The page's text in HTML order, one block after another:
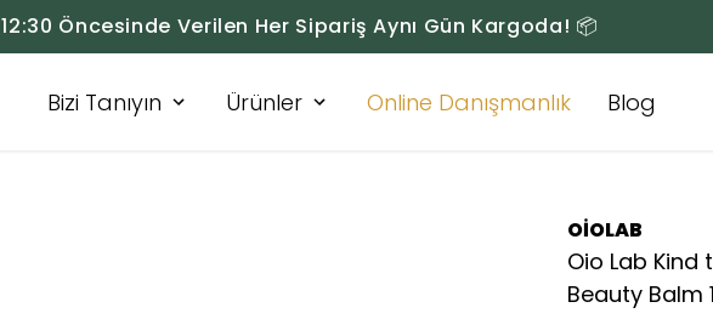
12:30 Öncesinde Verilen Her Sipariş Aynı Gün Kargoda! 📦
Bizi Tanıyın Ürünler Online Danışmanlık Blog
OİOLAB
Oio Lab Kind
Beauty Balm